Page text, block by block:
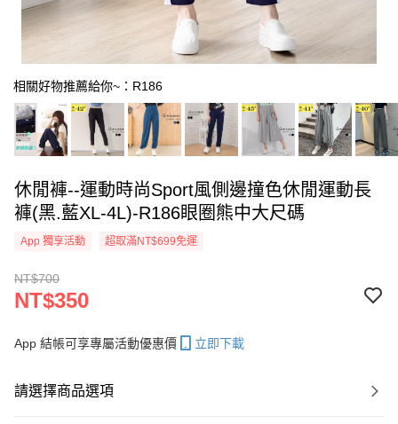
相關好物推薦給你~：R186
休閒褲--運動時尚Sport風側邊撞色休閒運動長
褲(黑.藍XL-4L)-R186眼圈熊中大尺碼
App 獨享活動 超取滿NT$699免運
NT$700
NT$350
App 結帳可享專屬活動優惠價 立即下載
請選擇商品選項